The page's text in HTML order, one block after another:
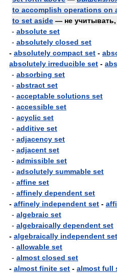
to accomplish operations on
to set aside — не учитывать,
- absolute set
- absolutely closed set
- absolutely compact set -
absolutely irreducible set -
- absorbing set
- abstract set
- acceptable solutions set
- accessible set
- acyclic set
- additive set
- adjacency set
- adjacent set
- admissible set
- adsolutely summable set
- affine set
- affinely dependent set
- affinely independent set -
- algebraic set
- algebraically dependent set
- algebraically independent set
- allowable set
- almost closed set
- almost finite set - almost full